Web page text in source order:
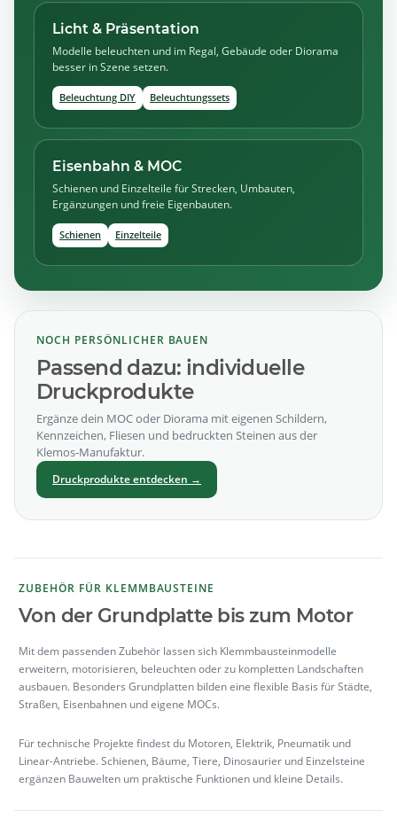
Licht & Präsentation
Modelle beleuchten und im Regal, Gebäude oder Diorama
besser in Szene setzen.
Beleuchtung DIY Beleuchtungssets
Eisenbahn & MOC
Schienen und Einzelteile für Strecken, Umbauten,
Ergänzungen und freie Eigenbauten.
Schienen Einzelteile
NOCH PERSÖNLICHER BAUEN
Passend dazu: individuelle
Druckprodukte
Ergänze dein MOC oder Diorama mit eigenen Schildern,
Kennzeichen, Fliesen und bedruckten Steinen aus der
Klemos-Manufaktur.
Druckprodukte entdecken →
ZUBEHÖR FÜR KLEMMBAUSTEINE
Von der Grundplatte bis zum Motor
Mit dem passenden Zubehör lassen sich Klemmbausteinmodelle
erweitern, motorisieren, beleuchten oder zu kompletten Landschaften
ausbauen. Besonders Grundplatten bilden eine flexible Basis für Städte,
Straßen, Eisenbahnen und eigene MOCs.
Für technische Projekte findest du Motoren, Elektrik, Pneumatik und
Linear-Antriebe. Schienen, Bäume, Tiere, Dinosaurier und Einzelsteine
ergänzen Bauwelten um praktische Funktionen und kleine Details.